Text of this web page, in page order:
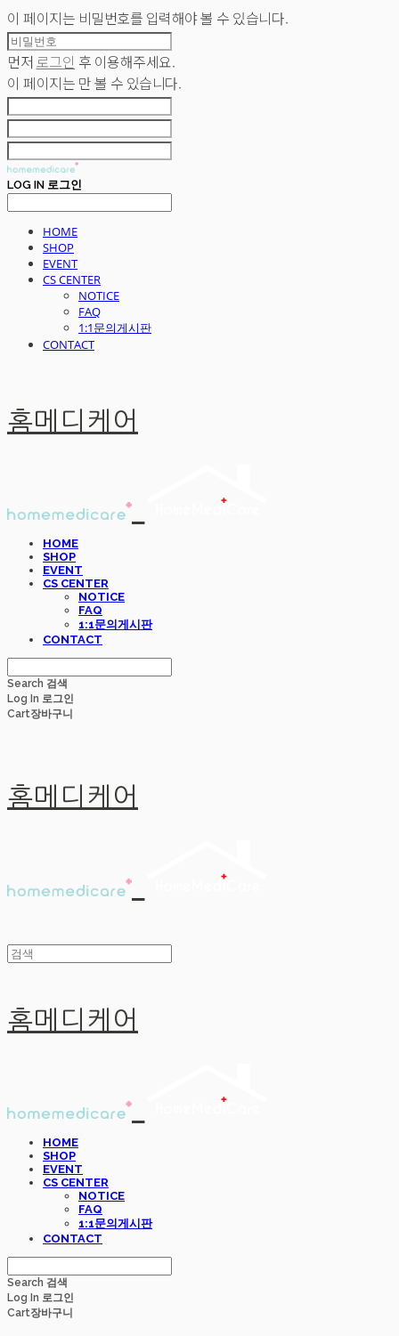
이 페이지는 비밀번호를 입력해야 볼 수 있습니다.
먼저 로그인 후 이용해주세요.
이 페이지는 만 볼 수 있습니다.
LOG IN 로그인
HOME
SHOP
EVENT
CS CENTER
NOTICE
FAQ
1:1문의게시판
CONTACT
홈메디케어
HOME
SHOP
EVENT
CS CENTER
NOTICE
FAQ
1:1문의게시판
CONTACT
Search 검색
Log In 로그인
Cart장바구니
홈메디케어
홈메디케어
HOME
SHOP
EVENT
CS CENTER
NOTICE
FAQ
1:1문의게시판
CONTACT
Search 검색
Log In 로그인
Cart장바구니